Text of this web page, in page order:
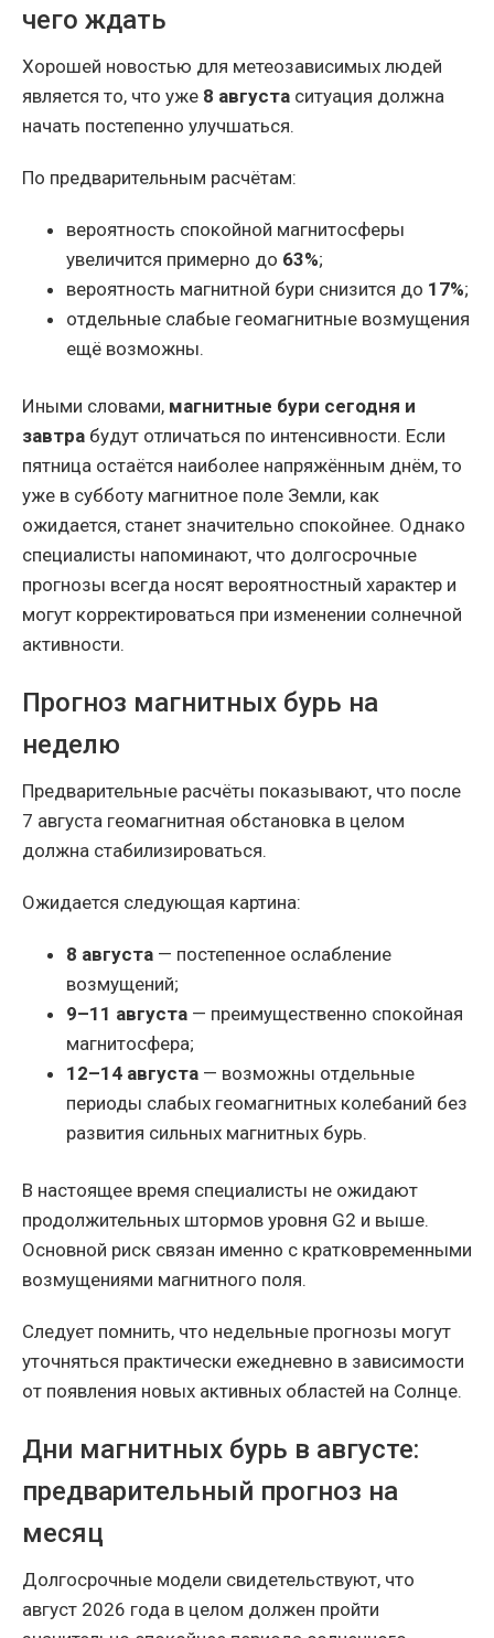
чего ждать
Хорошей новостью для метеозависимых людей
является то, что уже 8 августа ситуация должна
начать постепенно улучшаться.
По предварительным расчётам:
вероятность спокойной магнитосферы
увеличится примерно до 63%;
вероятность магнитной бури снизится до 17%;
отдельные слабые геомагнитные возмущения
ещё возможны.
Иными словами, магнитные бури сегодня и
завтра будут отличаться по интенсивности. Если
пятница остаётся наиболее напряжённым днём, то
уже в субботу магнитное поле Земли, как
ожидается, станет значительно спокойнее. Однако
специалисты напоминают, что долгосрочные
прогнозы всегда носят вероятностный характер и
могут корректироваться при изменении солнечной
активности.
Прогноз магнитных бурь на
неделю
Предварительные расчёты показывают, что после
7 августа геомагнитная обстановка в целом
должна стабилизироваться.
Ожидается следующая картина:
8 августа — постепенное ослабление
возмущений;
9–11 августа — преимущественно спокойная
магнитосфера;
12–14 августа — возможны отдельные
периоды слабых геомагнитных колебаний без
развития сильных магнитных бурь.
В настоящее время специалисты не ожидают
продолжительных штормов уровня G2 и выше.
Основной риск связан именно с кратковременными
возмущениями магнитного поля.
Следует помнить, что недельные прогнозы могут
уточняться практически ежедневно в зависимости
от появления новых активных областей на Солнце.
Дни магнитных бурь в августе:
предварительный прогноз на
месяц
Долгосрочные модели свидетельствуют, что
август 2026 года в целом должен пройти